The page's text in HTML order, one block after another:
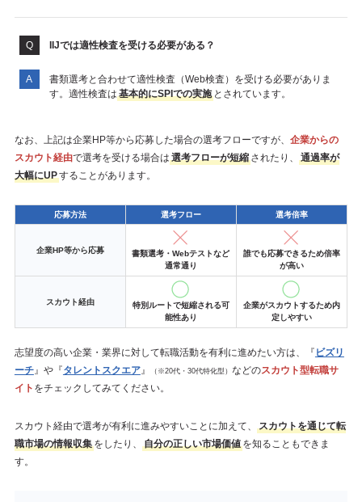
IIJでは適性検査を受ける必要がある？
書類選考と合わせて適性検査（Web検査）を受ける必要がありま
す。適性検査は 基本的にSPIでの実施とされています。
なお、上記は企業HP等から応募した場合の選考フローですが、 企業からの
スカウト経由で選考を受ける場合は 選考フローが短縮されたり、
通過率が
大幅にUPすることがあります。
応募方法 選考フロー 選考倍率
企業HP等から応募
書類選考・Webテストなど
通常通り
誰でも応募できるため倍率
が高い
スカウト経由
特別ルートで短縮される可
能性あり
企業がスカウトするため内
定しやすい
志望度の高い企業・業界に対して転職活動を有利に進めたい方は、『 ビズリ
ーチ』や『タレントスクエア』 （※20代・30代特化型） などのスカウト型転職サ
イト をチェックしてみてください。
スカウト経由で選考が有利に進みやすいことに加えて、
スカウトを通じて転
職市場の情報収集をしたり、 自分の正しい市場価値を知ることもできま
す。